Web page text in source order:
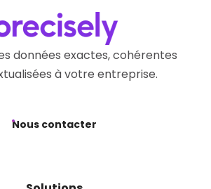
données exactes, cohérentes
à votre entreprise.
Nous contacter